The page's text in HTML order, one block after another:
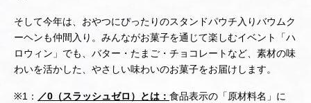
そして今年は、おやつにぴったりのスタンドパウチ入りバウムク
ーヘンも仲間入り。みんながお菓子を通じて楽しむイベント「ハ
ロウィン」でも、バター・たまご・チョコレートなど、素材の味
わいを活かした、やさしい味わいのお菓子をお届けします。
※1： ／0（スラッシュゼロ） とは： 食品表示の「原材料名」に